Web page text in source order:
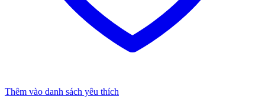
Thêm vào danh sách yêu thích